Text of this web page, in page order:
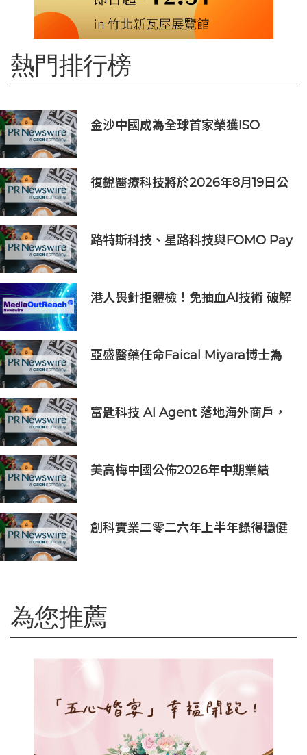
熱門排行榜
金沙中國成為全球首家榮獲ISO
復銳醫療科技將於2026年8月19日公
路特斯科技、星路科技與FOMO Pay
港人畏針拒體檢！免抽血AI技術 破解
亞盛醫藥任命Faical Miyara博士為
富匙科技 AI Agent 落地海外商戶，
美高梅中國公佈2026年中期業績
創科實業二零二六年上半年錄得穩健
為您推薦